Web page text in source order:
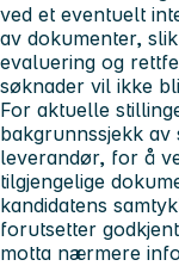
ved et eventuelt
av dokumenter,
evaluering og
søknader vil ikke
For aktuelle
bakgrunnssjekk av
leverandør, for å
tilgjengelige
kandidatens
forutsetter
motta nærmere